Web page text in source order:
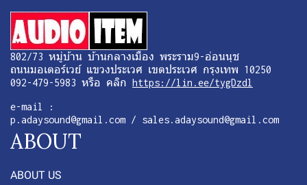
802/73 หมู่บ้าน บ้านกลางเมือง พระราม9-อ่อนนุช
ถนนมอเตอร์เวย์ แขวงประเวศ เขตประเวศ กรุงเทพ 10250
092-479-5983 หรือ คลิก https://lin.ee/tygDzdl
e-mail :
p.adaysound@gmail.com / sales.adaysound@gmail.com
ABOUT
ABOUT US